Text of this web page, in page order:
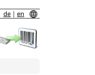
de | en